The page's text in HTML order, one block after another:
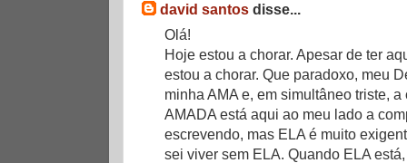
david santos disse...
Olá!
Hoje estou a chorar. Apesar de ter
estou a chorar. Que paradoxo, meu
minha AMA e, em simultâneo triste, a
AMADA está aqui ao meu lado a
escrevendo, mas ELA é muito
sei viver sem ELA. Quando ELA